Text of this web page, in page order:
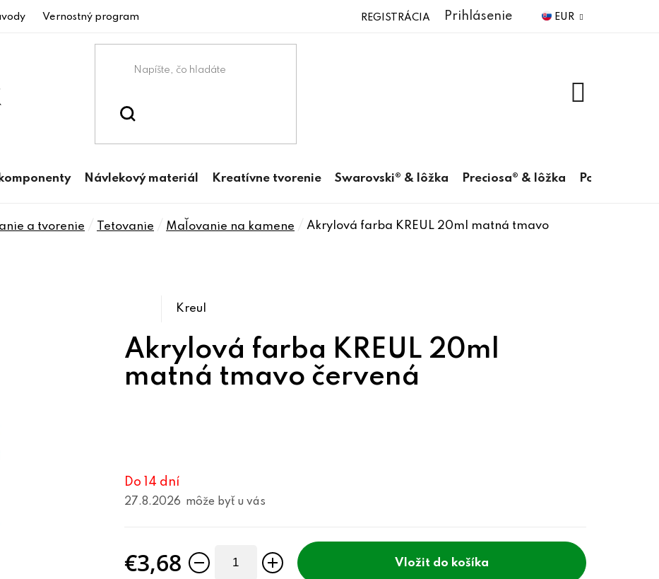
Vernostný program EUR
Prihlásenie
REGISTRÁCIA
Návlekový materiál Kreatívne tvorenie Swarovski® & lôžka Preciosa® & lôžka Pomôcky
a tvorenie Tetovanie Maľovanie na kamene
Akrylová farba KREUL 20ml matná tmavo
Akrylová farba KREUL 20ml
matná tmavo červená
Kreul
Do 14 dní
27.8.2026
€3,68 do košíka